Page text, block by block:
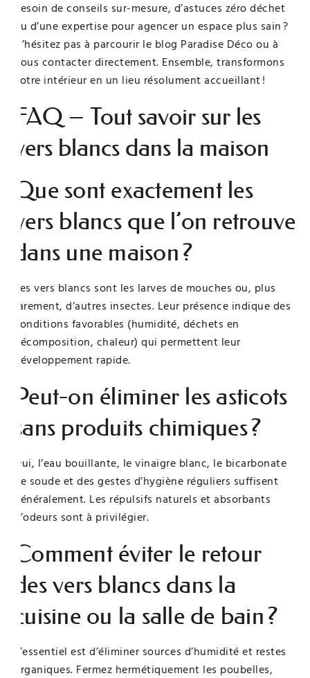
Besoin de conseils sur-mesure, d’astuces zéro déchet
ou d’une expertise pour agencer un espace plus sain ?
N’hésitez pas à parcourir le blog Paradise Déco ou à
nous contacter directement. Ensemble, transformons
votre intérieur en un lieu résolument accueillant !
FAQ – Tout savoir sur les
vers blancs dans la maison
Que sont exactement les
vers blancs que l’on retrouve
dans une maison ?
Les vers blancs sont les larves de mouches ou, plus
rarement, d’autres insectes. Leur présence indique des
conditions favorables (humidité, déchets en
décomposition, chaleur) qui permettent leur
développement rapide.
Peut-on éliminer les asticots
sans produits chimiques ?
Oui, l’eau bouillante, le vinaigre blanc, le bicarbonate
de soude et des gestes d’hygiène réguliers suffisent
généralement. Les répulsifs naturels et absorbants
d’odeurs sont à privilégier.
Comment éviter le retour
des vers blancs dans la
cuisine ou la salle de bain ?
L’essentiel est d’éliminer sources d’humidité et restes
organiques. Fermez hermétiquement les poubelles,